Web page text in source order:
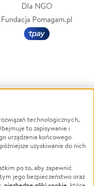
Dla NGO
Fundacja Pomagam.pl
Powódź
Wichura
NGO
Edukacja
technologicznych,
to zapisywanie i
urządzenia końcowego
uzyskiwanie do nich
po to, aby zapewnić
jego bezpieczeństwo oraz